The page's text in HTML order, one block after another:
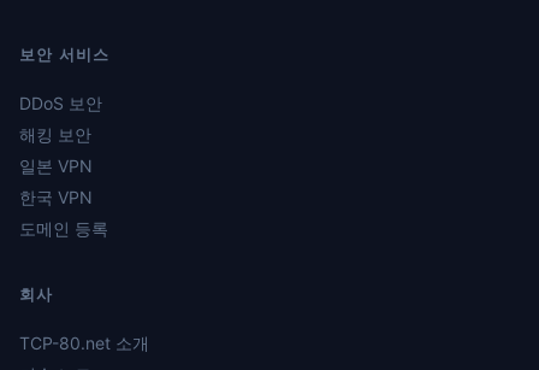
보안 서비스
DDoS 보안
해킹 보안
일본 VPN
한국 VPN
도메인 등록
회사
TCP-80.net 소개